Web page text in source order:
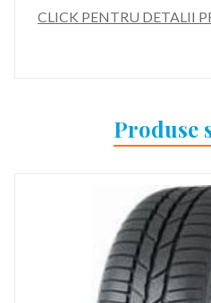
CLICK PENTRU DETALII
Produse